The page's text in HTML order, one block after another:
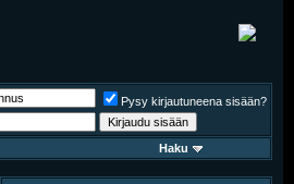
Pysy kirjautuneena sisään?
Haku